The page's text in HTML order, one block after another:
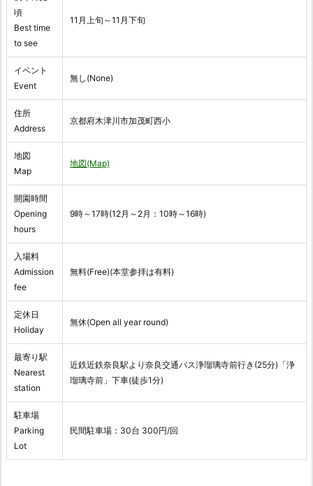
頃
Best time
to see
11月上旬～11月下旬
イベント
Event
無し(None)
住所
Address
京都府木津川市加茂町西小
地図
Map
地図(Map)
開園時間
Opening
hours
9時～17時(12月～2月：10時～16時)
入場料
Admission
fee
無料(Free)(本堂参拝は有料)
定休日
Holiday
無休(Open all year round)
最寄り駅
Nearest
station
近鉄近鉄奈良駅より奈良交通バス浄瑠璃寺前行き(25分)「浄
瑠璃寺前」下車(徒歩1分)
駐車場
Parking
Lot
民間駐車場：30台 300円/回